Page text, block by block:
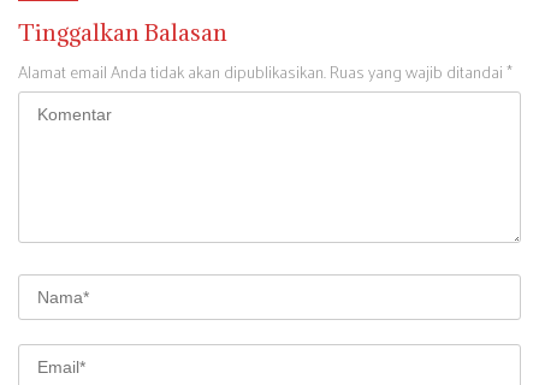
Tinggalkan Balasan
Alamat email Anda tidak akan dipublikasikan.Ruas yang wajib ditandai*